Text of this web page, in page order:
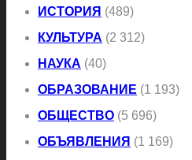
ИСТОРИЯ (489)
КУЛЬТУРА (2 312)
НАУКА (40)
ОБРАЗОВАНИЕ (1 193)
ОБЩЕСТВО (5 696)
ОБЪЯВЛЕНИЯ (1 169)